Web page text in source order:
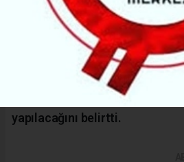
iddiası vatandaş ve
oldu. Diyarbakır Büyükşehir
çalışmaların üç aşamalı
kapsamında yürütüldüğünü,
temel malzemesi olarak
malzemesi ve son olarak satıh
yapılacağını belirtti.